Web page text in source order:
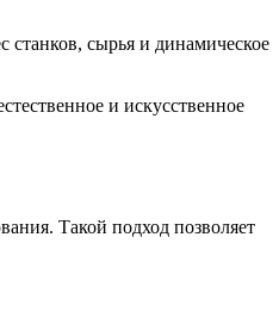
сырья и динамическое
и искусственное
Такой подход позволяет